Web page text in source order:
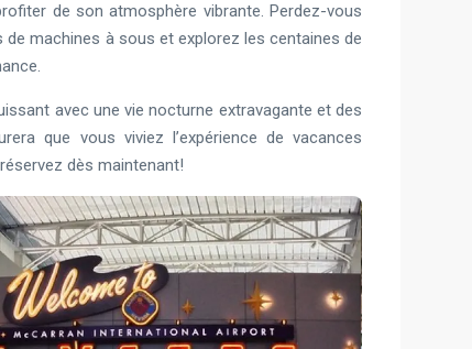
de son atmosphère vibrante. Perdez-vous
de machines à sous et explorez les centaines de
avec une vie nocturne extravagante et des
que vous viviez l’expérience de vacances
dès maintenant!